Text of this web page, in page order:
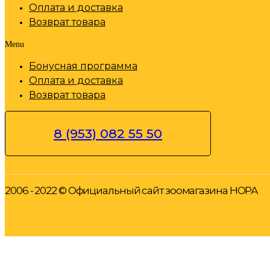
Оплата и доставка
Возврат товара
Menu
Бонусная программа
Оплата и доставка
Возврат товара
8 (953) 082 55 50
2006 - 2022 © Официальный сайт зоомагазина НОРА